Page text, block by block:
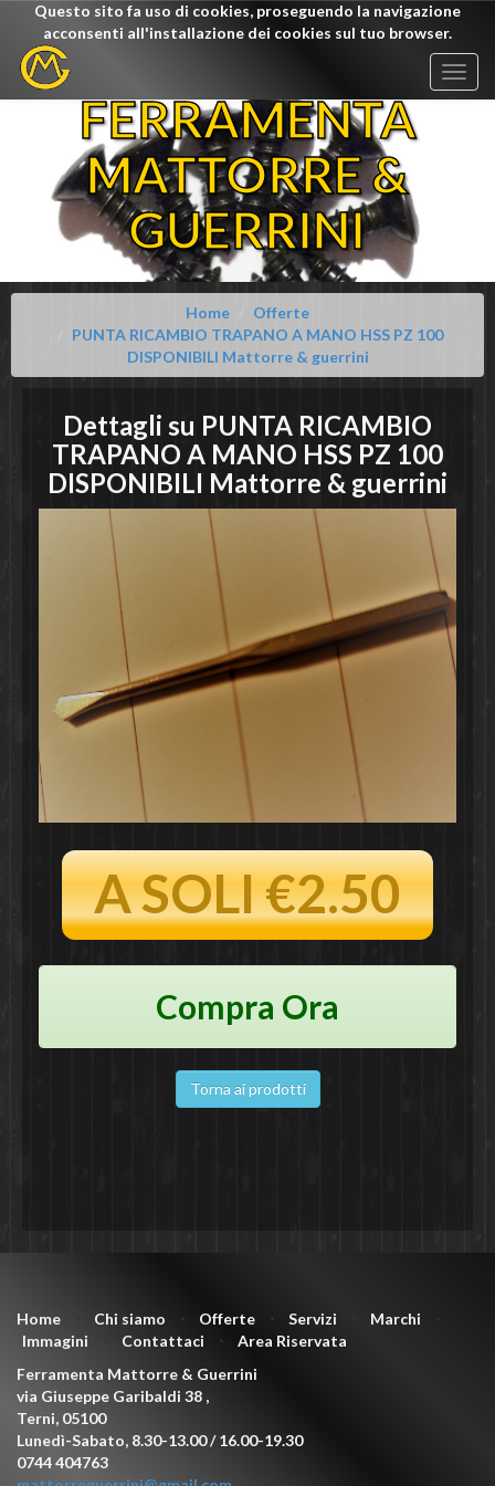
Questo sito fa uso di cookies, proseguendo la navigazione
acconsenti all'installazione dei cookies sul tuo browser.
FERRAMENTA
MATTORRE &
GUERRINI
Home
Offerte
PUNTA RICAMBIO TRAPANO A MANO HSS PZ 100
DISPONIBILI Mattorre & guerrini
Dettagli su PUNTA RICAMBIO
TRAPANO A MANO HSS PZ 100
DISPONIBILI Mattorre & guerrini
A SOLI €2.50
Compra Ora
Torna ai prodotti
Home Chi siamo ⋅ Offerte ⋅ Servizi Marchi
Immagini
Contattaci ⋅
Area Riservata
Ferramenta Mattorre & Guerrini
via Giuseppe Garibaldi 38 ,
Terni, 05100
Lunedì-Sabato, 8.30-13.00 / 16.00-19.30
0744 404763